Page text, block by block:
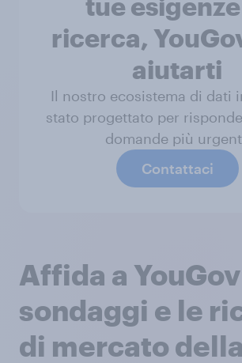
ricerca,
aiutarti
Il nostro ecosistema di dati
stato progettato per
domande più
Contattaci
Affida a
sondaggi e le
di mercato